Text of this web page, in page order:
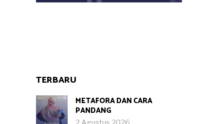
TERBARU
METAFORA DAN CARA
PANDANG